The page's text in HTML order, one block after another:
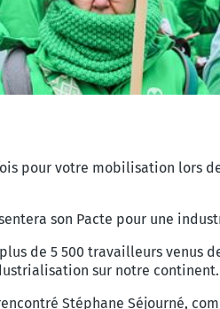
pour votre mobilisation lors
son Pacte pour une
de 5 500 travailleurs venus
sur notre continent.
Stéphane Séjourné,